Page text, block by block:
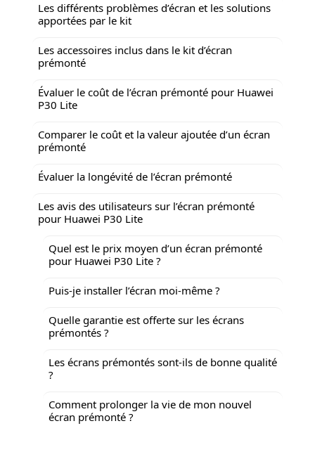
Les différents problèmes d’écran et les solutions
apportées par le kit
Les accessoires inclus dans le kit d’écran
prémonté
Évaluer le coût de l’écran prémonté pour Huawei
P30 Lite
Comparer le coût et la valeur ajoutée d’un écran
prémonté
Évaluer la longévité de l’écran prémonté
Les avis des utilisateurs sur l’écran prémonté
pour Huawei P30 Lite
Quel est le prix moyen d’un écran prémonté
pour Huawei P30 Lite ?
Puis-je installer l’écran moi-même ?
Quelle garantie est offerte sur les écrans
prémontés ?
Les écrans prémontés sont-ils de bonne qualité
?
Comment prolonger la vie de mon nouvel
écran prémonté ?